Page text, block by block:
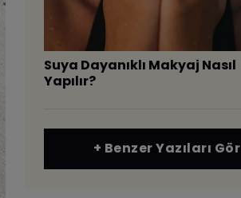
Suya Dayanıklı Makyaj Nasıl
Yapılır?
+ Benzer Yazıları Gör